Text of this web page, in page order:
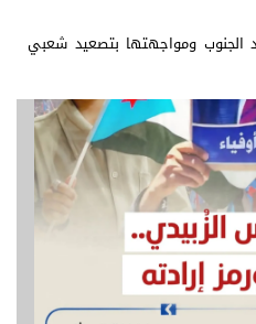
الجنوب ومواجهتها بتصعيد شعبي